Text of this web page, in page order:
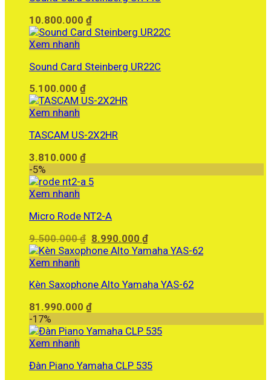
10.800.000 ₫
Xem nhanh
Sound Card Steinberg UR22C
5.100.000 ₫
Xem nhanh
TASCAM US-2X2HR
3.810.000 ₫
-5%
Xem nhanh
Micro Rode NT2-A
9.500.000₫ Giá
gốc
8.990.000₫Giá
hiện
8.990.000 ₫.
Xem nhanh
Kèn Saxophone Alto Yamaha YAS-62
81.990.000 ₫
-17%
Xem nhanh
Đàn Piano Yamaha CLP 535